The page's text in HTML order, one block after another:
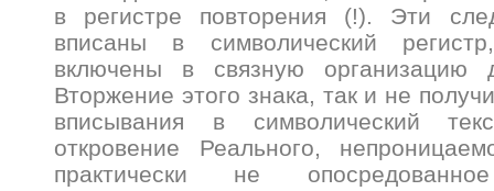
в регистре повторения (!). Эти
вписаны в символический
включены в связную организацию
Вторжение этого знака, так и не
вписывания в символический
откровение Реального,
практически не